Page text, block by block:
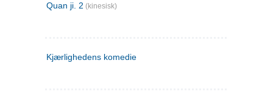
Quan ji. 2 (kinesisk)
Kjærlighedens komedie